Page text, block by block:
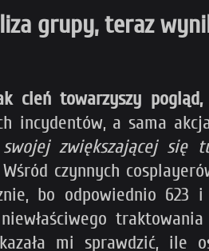
grupy, teraz
cień towarzyszy
incydentów, a sama
zwiększającej się
Wśród czynnych
bo odpowiednio 623
mi sprawdzić, ile